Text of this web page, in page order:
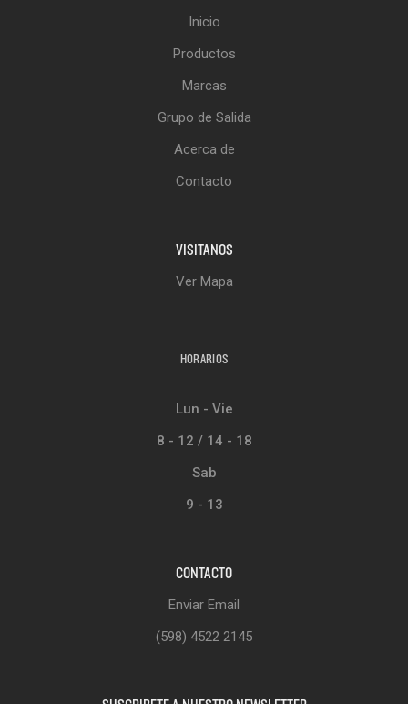
Inicio
Productos
Marcas
Grupo de Salida
Acerca de
Contacto
VISITANOS
Ver Mapa
HORARIOS
Lun - Vie
8 - 12 / 14 - 18
Sab
9 - 13
CONTACTO
Enviar Email
(598) 4522 2145